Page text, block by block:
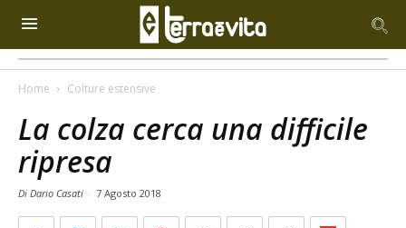
Home Colture estensive
La colza cerca una difficile
ripresa
Di Dario Casati - 7 Agosto 2018